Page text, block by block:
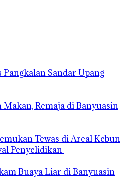
Pangkalan Sandar Upang
Remaja di Banyuasin
Tewas di Areal Kebun
Penyelidikan
Buaya Liar di Banyuasin